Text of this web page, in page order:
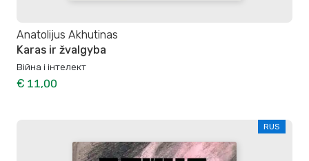
Anatolijus Akhutinas
Karas ir žvalgyba
Війна і інтелект
€ 11,00
RUS